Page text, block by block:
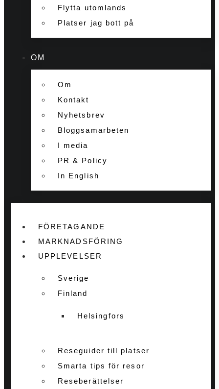
Flytta utomlands
Platser jag bott på
OM
Om
Kontakt
Nyhetsbrev
Bloggsamarbeten
I media
PR & Policy
In English
FÖRETAGANDE
MARKNADSFÖRING
UPPLEVELSER
Sverige
Finland
Helsingfors
Reseguider till platser
Smarta tips för resor
Reseberättelser